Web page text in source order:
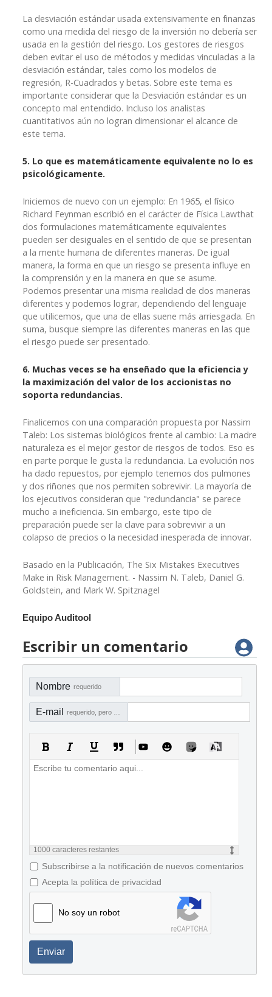
La desviación estándar usada extensivamente en finanzas
como una medida del riesgo de la inversión no debería ser
usada en la gestión del riesgo. Los gestores de riesgos
deben evitar el uso de métodos y medidas vinculadas a la
desviación estándar, tales como los modelos de
regresión, R-Cuadrados y betas. Sobre este tema es
importante considerar que la Desviación estándar es un
concepto mal entendido. Incluso los analistas
cuantitativos aún no logran dimensionar el alcance de
este tema.
5. Lo que es matemáticamente equivalente no lo es
psicológicamente.
Iniciemos de nuevo con un ejemplo: En 1965, el físico
Richard Feynman escribió en el carácter de Física Lawthat
dos formulaciones matemáticamente equivalentes
pueden ser desiguales en el sentido de que se presentan
a la mente humana de diferentes maneras. De igual
manera, la forma en que un riesgo se presenta influye en
la comprensión y en la manera en que se asume.
Podemos presentar una misma realidad de dos maneras
diferentes y podemos lograr, dependiendo del lenguaje
que utilicemos, que una de ellas suene más arriesgada. En
suma, busque siempre las diferentes maneras en las que
el riesgo puede ser presentado.
6. Muchas veces se ha enseñado que la eficiencia y
la maximización del valor de los accionistas no
soporta redundancias.
Finalicemos con una comparación propuesta por Nassim
Taleb: Los sistemas biológicos frente al cambio: La madre
naturaleza es el mejor gestor de riesgos de todos. Eso es
en parte porque le gusta la redundancia. La evolución nos
ha dado repuestos, por ejemplo tenemos dos pulmones
y dos riñones que nos permiten sobrevivir. La mayoría de
los ejecutivos consideran que "redundancia" se parece
mucho a ineficiencia. Sin embargo, este tipo de
preparación puede ser la clave para sobrevivir a un
colapso de precios o la necesidad inesperada de innovar.
Basado en la Publicación, The Six Mistakes Executives
Make in Risk Management. - Nassim N. Taleb, Daniel G.
Goldstein, and Mark W. Spitznagel
Equipo Auditool
Escribir un comentario
Nombre requerido
E-mail
1000 caracteres restantes
Subscribirse a la notificación de nuevos comentarios
Acepta la política de privacidad
No soy un robot
Enviar